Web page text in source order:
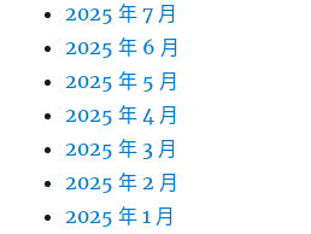
2025 年 7 月
2025 年 6 月
2025 年 5 月
2025 年 4 月
2025 年 3 月
2025 年 2 月
2025 年 1 月